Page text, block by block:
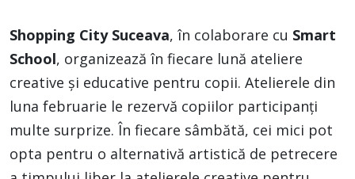
Shopping City Suceava, în colaborare cu Smart
School, organizează în fiecare lună ateliere
creative și educative pentru copii. Atelierele din
luna februarie le rezervă copiilor participanți
multe surprize. În fiecare sâmbătă, cei mici pot
opta pentru o alternativă artistică de petrecere